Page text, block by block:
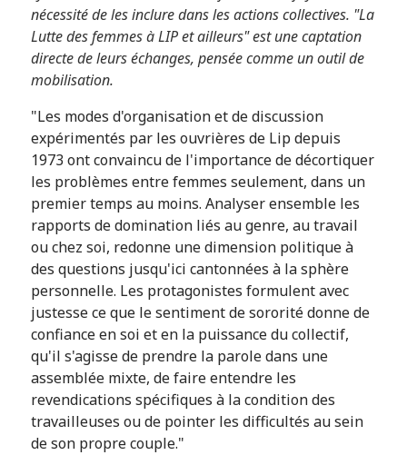
nécessité de les inclure dans les actions collectives. "La
Lutte des femmes à LIP et ailleurs" est une captation
directe de leurs échanges, pensée comme un outil de
mobilisation.
"Les modes d'organisation et de discussion
expérimentés par les ouvrières de Lip depuis
1973 ont convaincu de l'importance de décortiquer
les problèmes entre femmes seulement, dans un
premier temps au moins. Analyser ensemble les
rapports de domination liés au genre, au travail
ou chez soi, redonne une dimension politique à
des questions jusqu'ici cantonnées à la sphère
personnelle. Les protagonistes formulent avec
justesse ce que le sentiment de sororité donne de
confiance en soi et en la puissance du collectif,
qu'il s'agisse de prendre la parole dans une
assemblée mixte, de faire entendre les
revendications spécifiques à la condition des
travailleuses ou de pointer les difficultés au sein
de son propre couple."